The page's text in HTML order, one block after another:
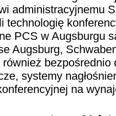
administracyjnemu
technologię
PCS w Augsburgu
Augsburg,
systemy
na